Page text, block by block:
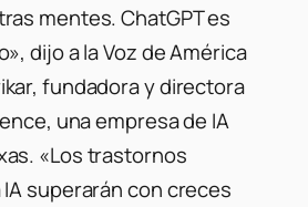
mentes. ChatGPT es
dijo a la Voz de América
fundadora y directora
una empresa de IA
«Los trastornos
superarán con creces